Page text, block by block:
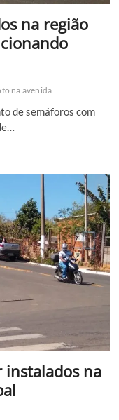
na região
na avenida
de semáforos com
instalados na